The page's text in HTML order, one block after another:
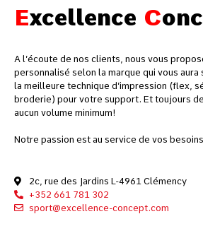
Excellence C
A l’écoute de nos clients, nous vous
personnalisé selon la marque qui vous
la meilleure technique d’impression (flex,
broderie) pour votre support. Et toujours
aucun volume minimum!
Notre passion est au service de vos
2c, rue des Jardins L-4961 Clémency
+352 661 781 302
sport@excellence-concept.com